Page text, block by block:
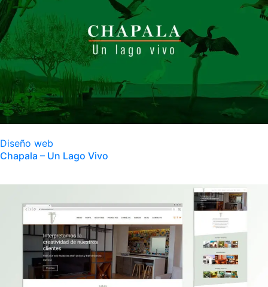
Diseño web
Chapala – Un Lago Vivo